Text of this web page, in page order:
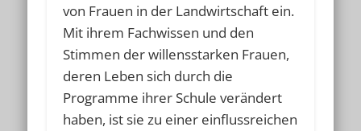
von Frauen in der Landwirtschaft ein.
Mit ihrem Fachwissen und den
Stimmen der willensstarken Frauen,
deren Leben sich durch die
Programme ihrer Schule verändert
haben, ist sie zu einer einflussreichen